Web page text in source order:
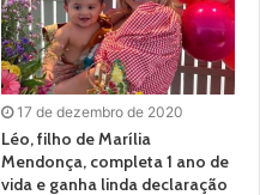
17 de dezembro de 2020
Léo, filho de Marília
Mendonça, completa 1 ano de
vida e ganha linda declaração